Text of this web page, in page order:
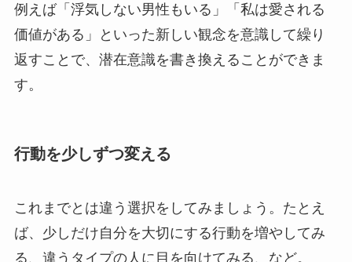
例えば「浮気しない男性もいる」「私は愛される
価値がある」といった新しい観念を意識して繰り
返すことで、潜在意識を書き換えることができま
す。
行動を少しずつ変える
これまでとは違う選択をしてみましょう。たとえ
ば、少しだけ自分を大切にする行動を増やしてみ
る、違うタイプの人に目を向けてみる、など。